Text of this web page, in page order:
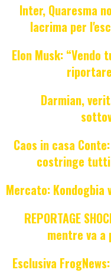
Inter, Quaresma
lacrima per
Elon Musk:
Darmian,
Caos in casa
costringe tutti
Mercato:
REPORTAGE
mentre va
Esclusiva